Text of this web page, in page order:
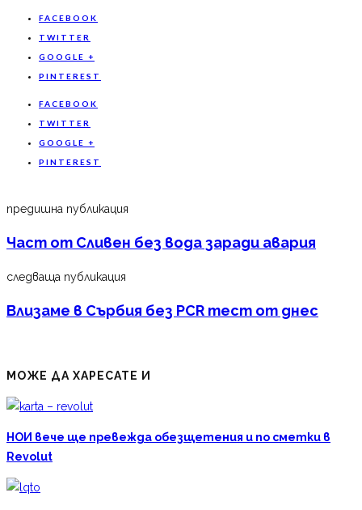
FACEBOOK
TWITTER
GOOGLE +
PINTEREST
FACEBOOK
TWITTER
GOOGLE +
PINTEREST
предишна публикация
Част от Сливен без вода заради авария
следваща публикация
Влизаме в Сърбия без PCR тест от днес
МОЖЕ ДА ХАРЕСАТЕ И
НОИ вече ще превежда обезщетения и по сметки в
Revolut